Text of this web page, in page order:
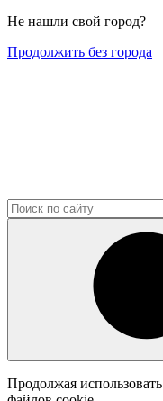
Не нашли свой город?
Продолжить без города
Продолжая